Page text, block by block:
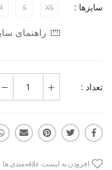
سایزها : XS
S
راهنمای
تعداد :
افزودن به لیست علاقه‌مندی ها